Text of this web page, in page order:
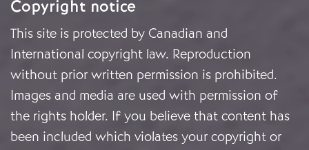
Copyright notice
This site is protected by Canadian and
International copyright law. Reproduction
without prior written permission is prohibited.
Images and media are used with permission of
the rights holder. If you believe that content has
been included which violates your copyright or